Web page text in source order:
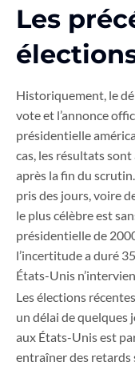
Les
Historiquement, le
vote et l’annonce
présidentielle
cas, les résultats
après la fin du
pris des jours, voire
le plus célèbre est
présidentielle de
l’incertitude a duré
États-Unis
Les élections
un délai de quelques
aux États-Unis est
entraîner des retards